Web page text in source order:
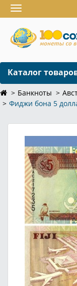
Toggle
navigation
Каталог
Банкноты
Фиджи бона 5